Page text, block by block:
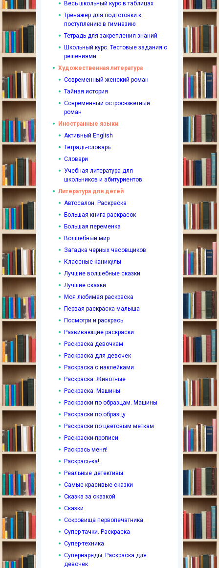
Весь школьный курс в таблицах
Тренажер для подготовки к
поступлению в гимназию
Тетрадь для закрепления знаний
Школьный курс. Тестовые задания с
решениями
Художественная литература
Современный женский роман
Тайная история
Современный остросюжетный
роман
Иностранные языки
Активный English
Тетрадь-словарь
Словари
Учебная литература для
школьников и абитуриентов
Литература для детей
Автосалон. Раскраска
Большая книга раскрасок
Большая переменка
Волшебный мир
Загадка черных часовщиков
Классные каникулы
Лучшие волшебные сказки
Лучшие сказки
Моя любимая раскраска
Первая раскраска малыша
Посмотри и раскрась
Развивающие раскраски
Раскраска девочкам
Раскраска для девочек
Раскраска с наклейками
Раскраска. Животные
Раскраска. Машины
Раскраски по образцам. Машины
Раскраски по образцу
Раскраски по цветовым меткам
Раскраски-прописи
Раскрась меня!
Раскрась-ка!
Реальные детективы
Самые красивые сказки
Сказка за сказкой
Сказки
Сокровища первопечатника
Супер-тачки. Раскраска
Супер-техника
Супернаряды. Раскраска для
девочек